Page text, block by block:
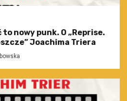
to nowy punk. O „Reprise.
Joachima Triera